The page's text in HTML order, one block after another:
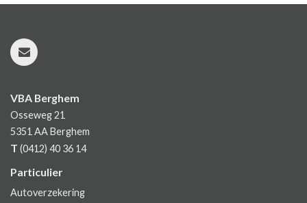
VBA Berghem
Osseweg 21
5351 AABerghem
T (0412) 40 36 14
Particulier
Autoverzekering